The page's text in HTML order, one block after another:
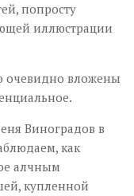
попросту
иллюстрации
очевидно вложены
Виноградов в
как
алчным
купленной